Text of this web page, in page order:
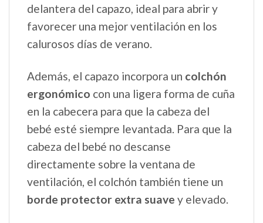
delantera del capazo, ideal para abrir y
favorecer una mejor ventilación en los
calurosos días de verano.
Además, el capazo incorpora un colchón
ergonómico con una ligera forma de cuña
en la cabecera para que la cabeza del
bebé esté siempre levantada. Para que la
cabeza del bebé no descanse
directamente sobre la ventana de
ventilación, el colchón también tiene un
borde protector extra suave y elevado.